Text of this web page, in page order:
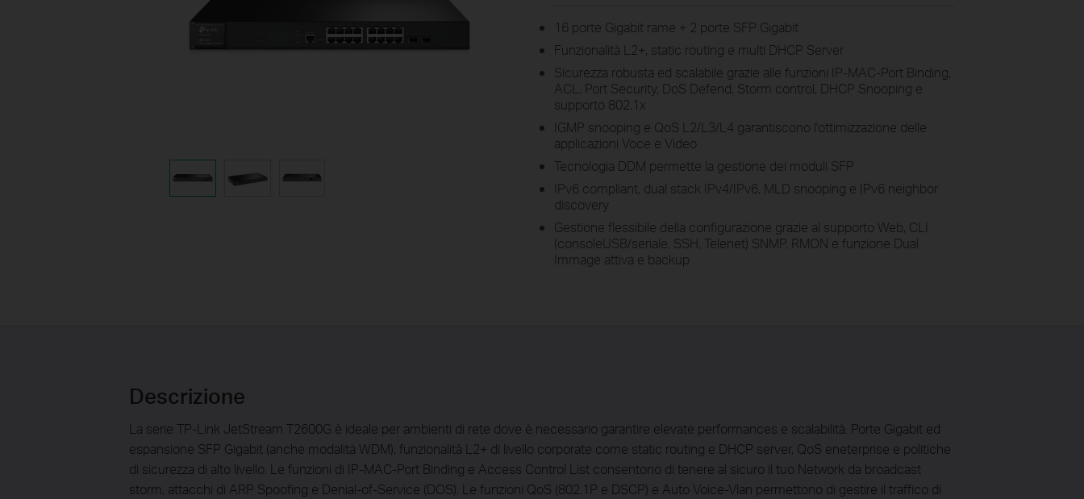
16 porte Gigabit rame + 2 porte SFP Gigabit
Funzionalità L2+, static routing e multi DHCP Server
Sicurezza robusta ed scalabile grazie alle funzioni IP-MAC-Port Binding,
ACL, Port Security, DoS Defend, Storm control, DHCP Snooping e
supporto 802.1x
IGMP snooping e QoS L2/L3/L4 garantiscono l'ottimizzazione delle
applicazioni Voce e Video
Tecnologia DDM permette la gestione dei moduli SFP
IPv6 compliant, dual stack IPv4/IPv6, MLD snooping e IPv6 neighbor
discovery
Gestione flessibile della configurazione grazie al supporto Web, CLI
(consoleUSB/seriale, SSH, Telenet) SNMP, RMON e funzione Dual
Immage attiva e backup
Descrizione
La serie TP-Link JetStream T2600G è ideale per ambienti di rete dove è necessario garantire elevate performances e scalabilità. Porte Gigabit ed
espansione SFP Gigabit (anche modalità WDM), funzionalità L2+ di livello corporate come static routing e DHCP server, QoS eneterprise e politiche
di sicurezza di alto livello. Le funzioni di IP-MAC-Port Binding e Access Control List consentono di tenere al sicuro il tuo Network da broadcast
storm, attacchi di ARP Spoofing e Denial-of-Service (DOS). Le funzioni QoS (802.1P e DSCP) e Auto Voice-Vlan permettono di gestire il traffico di